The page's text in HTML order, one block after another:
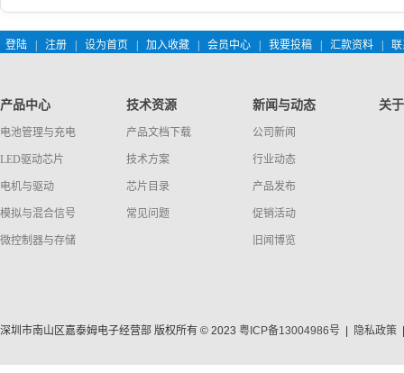
登陆 | 注册 | 设为首页 | 加入收藏 | 会员中心 | 我要投稿 | 汇款资料 |
产品中心
电池管理与充电
LED驱动芯片
电机与驱动
模拟与混合信号
微控制器与存储
技术资源
产品文档下载
技术方案
芯片目录
常见问题
新闻与动态
公司新闻
行业动态
产品发布
促销活动
旧闻博览
关
深圳市南山区嘉泰姆电子经营部 版权所有 © 2023 粤ICP备13004986号 | 隐私政策